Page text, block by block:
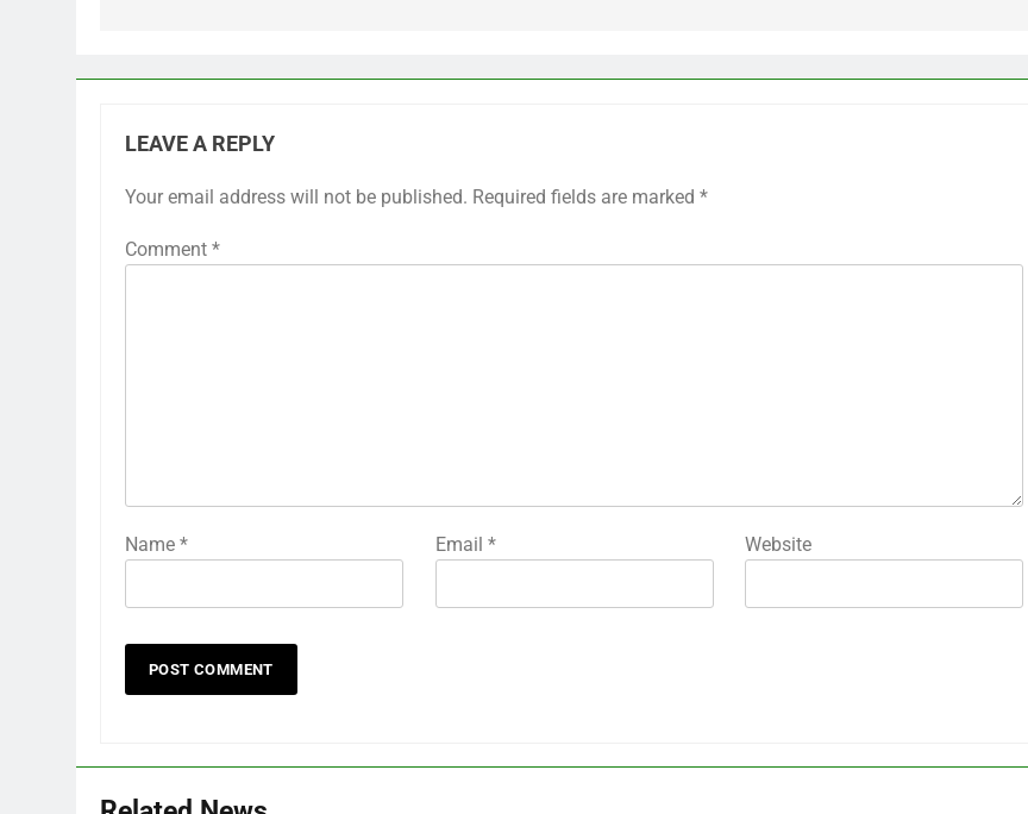
LEAVE A REPLY
Your email address will not be published. Required fields are marked *
Comment *
Name * Email * Website